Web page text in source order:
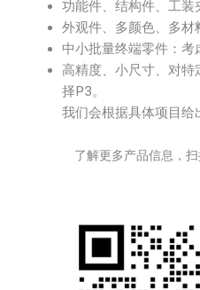
功能件、结构件、工装
外观件、多颜色、多材
中小批量终端零件：考
高精度、小尺寸、对
择P3。
我们会根据具体项目给
了解更多产品信息，